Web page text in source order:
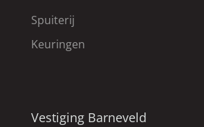
Spuiterij
Keuringen
Vestiging Barneveld